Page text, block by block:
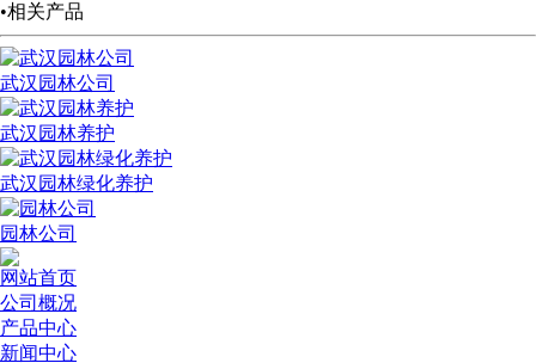
•相关产品
武汉园林公司
武汉园林养护
武汉园林绿化养护
园林公司
网站首页
公司概况
产品中心
新闻中心